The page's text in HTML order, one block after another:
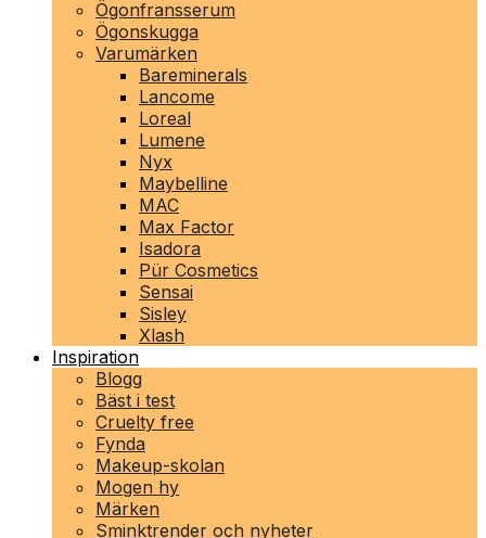
Ögonfransserum
Ögonskugga
Varumärken
Bareminerals
Lancome
Loreal
Lumene
Nyx
Maybelline
MAC
Max Factor
Isadora
Pür Cosmetics
Sensai
Sisley
Xlash
Inspiration
Blogg
Bäst i test
Cruelty free
Fynda
Makeup-skolan
Mogen hy
Märken
Sminktrender och nyheter